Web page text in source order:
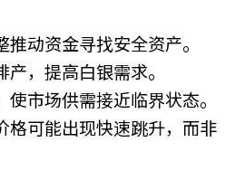
动资金寻找安全资产。
，提高白银需求。
市场供需接近临界状态。
格可能出现快速跳升，而非